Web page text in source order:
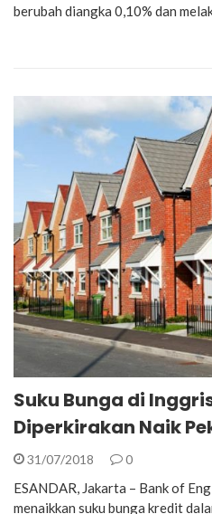
berubah diangka 0,10% dan
Suku Bunga di
Diperkirakan Naik
31/07/2018 0
ESANDAR, Jakarta – Bank of
menaikkan suku bunga kredit